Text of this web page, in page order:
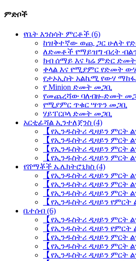
ምድቦች
የቤት እንስሳት ምርቶች (6)
ከዝቅተኛው ወጪ ጋር ሁለት
ለድመቶች የማይዝግ ብረት
ክብ ሰማይ እና ካሬ ምድር
ቀላል እና የሚያምር የድመት
የታኦኢስት አልኬሚ የውሃ
የ Minion ድመት መጋቢ
የመጨረሻው ባለብዙ-ድመት
የሚያምር ጥቁር ሣጥን መጋቢ
ሃይፐርቦላ ድመት መጋቢ
አርቲፊሻል ኢንተለጀንስ (4)
【የኢንዱስትሪ ዲዛይን ምርት
【የኢንዱስትሪ ዲዛይን ምርት
【የኢንዱስትሪ ዲዛይን ምርት
【የኢንዱስትሪ ዲዛይን ምርት
የሸማቾች ኤሌክትሮኒክስ (4)
【የኢንዱስትሪ ዲዛይን ምርት
【የኢንዱስትሪ ዲዛይን
【የኢንዱስትሪ ዲዛይን ምርት
【የኢንዱስትሪ ዲዛይን
ቤተሰብ (6)
【የኢንዱስትሪ ዲዛይን ምርት
【የኢንዱስትሪ ዲዛይን
【የኢንዱስትሪ ዲዛይን ምርት
【የኢንዱስትሪ ዲዛይን ምርት
【የኢንዱስትሪ ዲዛይን ምርት